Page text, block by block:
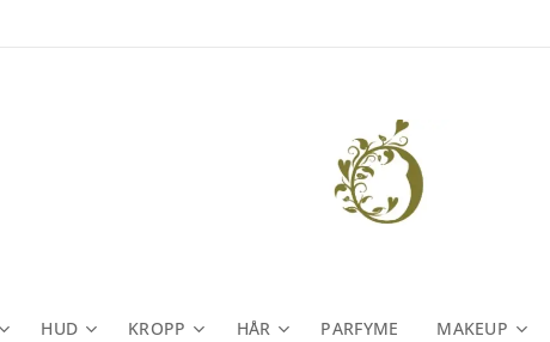
HUD KROPP HÅR PARFYME MAKEUP